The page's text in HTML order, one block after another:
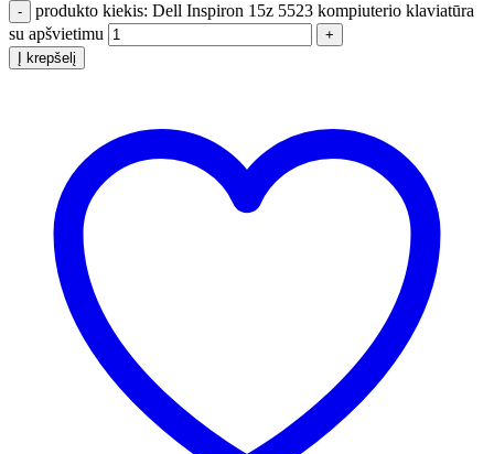
produkto kiekis: Dell Inspiron 15z 5523 kompiuterio klaviatūra
su apšvietimu
Į krepšelį